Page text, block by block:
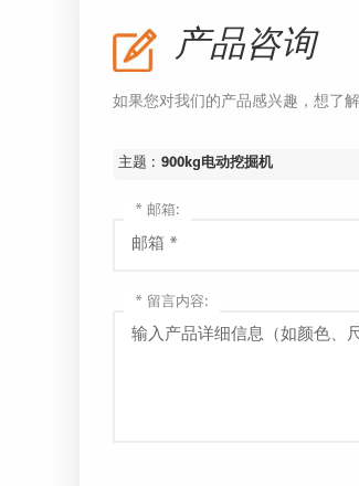
产品咨询
如果您对我们的产品感兴趣，想了
主题 : 900kg电动挖掘机
* 邮箱:
* 留言内容: